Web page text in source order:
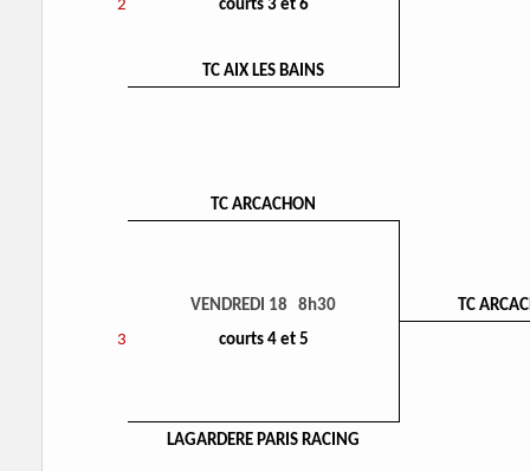
2
courts 3 et 6
TC AIX LES BAINS
TC ARCACHON
VENDREDI 18 8h30
TC
3
courts 4 et 5
LAGARDERE PARIS RACING